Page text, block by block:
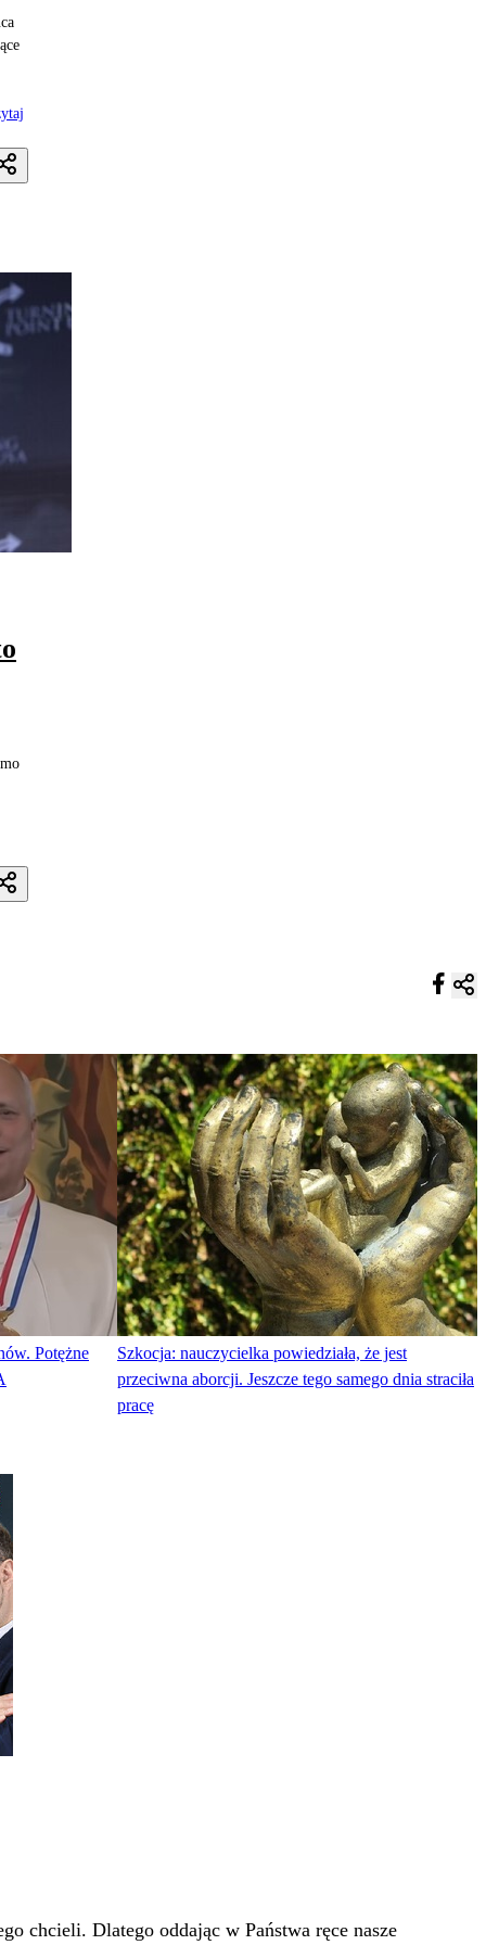
Potężne
Szkocja: nauczycielka powiedziała, że jest
przeciwna aborcji. Jeszcze tego samego dnia straciła
pracę
chcieli. Dlatego oddając w Państwa ręce nasze